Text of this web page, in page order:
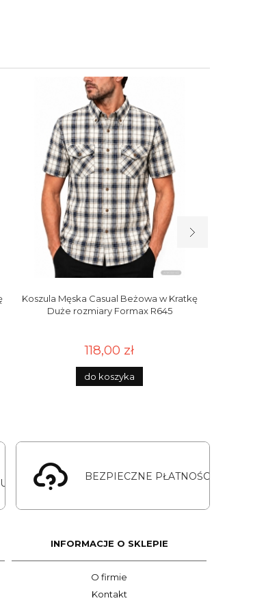
Koszula Męska Casual Beżowa w Kratkę
Duże rozmiary Formax R645
118,00 zł
do koszyka
BEZPIECZNE PŁATNOŚCI
INFORMACJE O SKLEPIE
O firmie
Kontakt